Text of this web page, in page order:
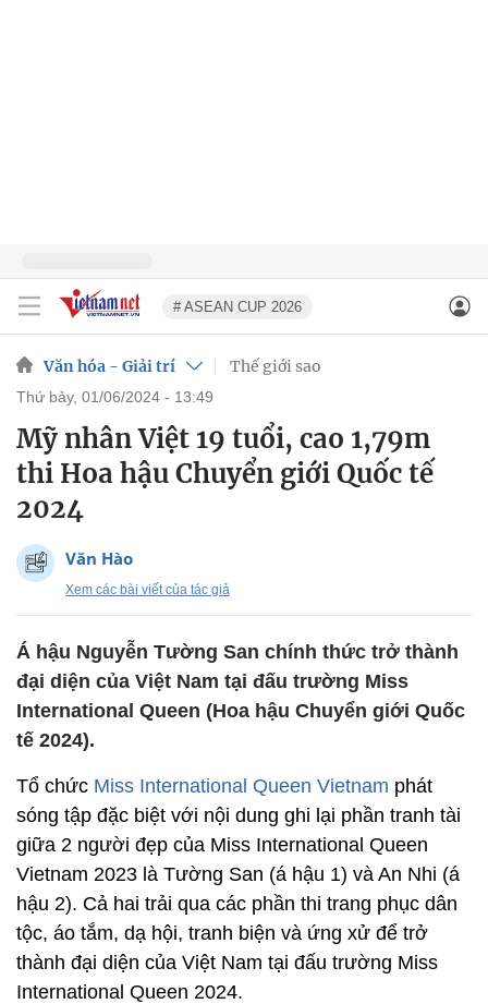
# ASEAN CUP 2026
Văn hóa - Giải trí Thế giới sao
thứ bảy, 01/06/2024 - 13:49
Mỹ nhân Việt 19 tuổi, cao 1,79m
thi Hoa hậu Chuyển giới Quốc tế
2024
Văn Hào
Xem các bài viết của tác giả
Á hậu Nguyễn Tường San chính thức trở thành
đại diện của Việt Nam tại đấu trường Miss
International Queen (Hoa hậu Chuyển giới Quốc
tế 2024).
Tổ chức Miss International Queen Vietnam phát
sóng tập đặc biệt với nội dung ghi lại phần tranh tài
giữa 2 người đẹp của Miss International Queen
Vietnam 2023 là Tường San (á hậu 1) và An Nhi (á
hậu 2). Cả hai trải qua các phần thi trang phục dân
tộc, áo tắm, dạ hội, tranh biện và ứng xử để trở
thành đại diện của Việt Nam tại đấu trường Miss
International Queen 2024.